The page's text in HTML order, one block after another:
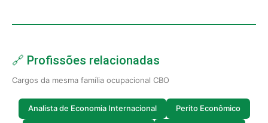
🔗 Profissões relacionadas
Cargos da mesma família ocupacional CBO
Analista de Economia Internacional Perito Econômico